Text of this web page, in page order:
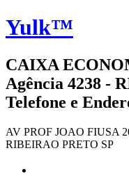
Yulk™
CAIXA
Agência 4238 -
Telefone e
AV PROF JOAO FIUSA
RIBEIRAO PRETO SP